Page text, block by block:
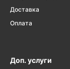
Доставка
Оплата
Доп. услуги